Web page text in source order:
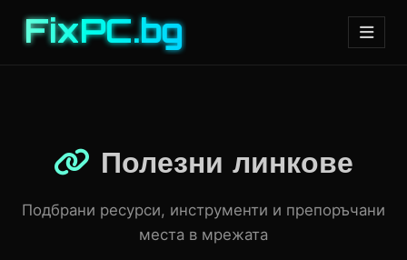
FixPC.bg
Полезни линкове
Подбрани ресурси, инструменти и препоръчани
места в мрежата